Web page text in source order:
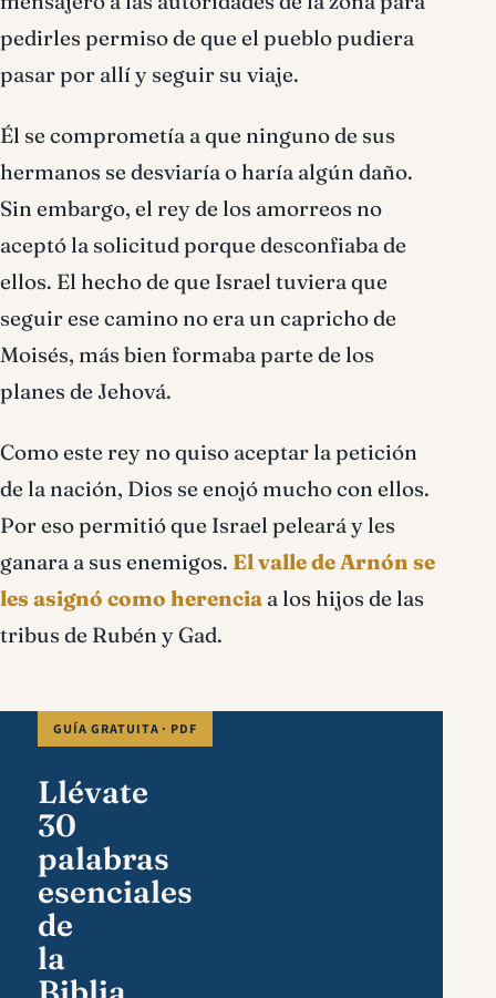
pedirles permiso de que el pueblo pudiera
pasar por allí y seguir su viaje.
Él se comprometía a que ninguno de sus
hermanos se desviaría o haría algún daño.
Sin embargo, el rey de los amorreos no
aceptó la solicitud porque desconfiaba de
ellos. El hecho de que Israel tuviera que
seguir ese camino no era un capricho de
Moisés, más bien formaba parte de los
planes de Jehová.
Como este rey no quiso aceptar la petición
de la nación, Dios se enojó mucho con ellos.
Por eso permitió que Israel peleará y les
ganara a sus enemigos. El valle de Arnón se
les asignó como herencia a los hijos de las
tribus de Rubén y Gad.
GUÍA GRATUITA · PDF
Llévate
30
palabras
esenciales
de
la